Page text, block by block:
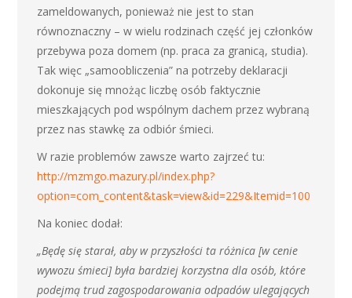
zameldowanych, ponieważ nie jest to stan
równoznaczny – w wielu rodzinach część jej członków
przebywa poza domem (np. praca za granicą, studia).
Tak więc „samoobliczenia” na potrzeby deklaracji
dokonuje się mnożąc liczbę osób faktycznie
mieszkających pod wspólnym dachem przez wybraną
przez nas stawkę za odbiór śmieci.
W razie problemów zawsze warto zajrzeć tu:
http://mzmgo.mazury.pl/index.php?
option=com_content&task=view&id=229&Itemid=100
Na koniec dodał:
„Będę się starał, aby w przyszłości ta różnica [w cenie
wywozu śmieci] była bardziej korzystna dla osób, które
podejmą trud zagospodarowania odpadów ulegających